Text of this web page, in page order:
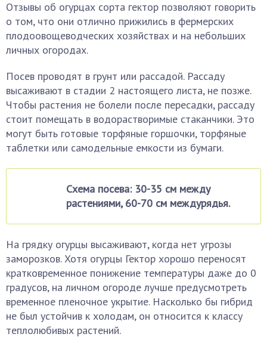
Отзывы об огурцах сорта гектор позволяют говорить
о том, что они отлично прижились в фермерских
плодоовощеводческих хозяйствах и на небольших
личных огородах.
Посев проводят в грунт или рассадой. Рассаду
высаживают в стадии 2 настоящего листа, не позже.
Чтобы растения не болели после пересадки, рассаду
стоит помещать в водорастворимые стаканчики. Это
могут быть готовые торфяные горшочки, торфяные
таблетки или самодельные емкости из бумаги.
Схема посева: 30-35 см между
растениями, 60-70 см междурядья.
На грядку огурцы высаживают, когда нет угрозы
заморозков. Хотя огурцы Гектор хорошо переносят
кратковременное понижение температуры даже до 0
градусов, на личном огороде лучше предусмотреть
временное пленочное укрытие. Насколько бы гибрид
не был устойчив к холодам, он относится к классу
теплолюбивых растений.